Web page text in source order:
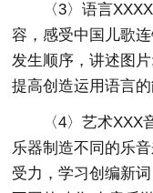
〈3〉语言
容，感受中国儿歌
发生顺序，讲述图
提高创造运用语言的
〈4〉艺术
乐器制造不同的乐
受力，学习创编新